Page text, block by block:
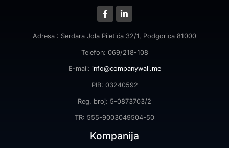
Adresa : Serdara Jola Piletića 32/1, Podgorica 81000
Telefon: 069/218-108
E-mail: info@companywall.me
PIB: 03240592
Reg. broj: 5-0873703/2
TR: 555-9003049504-50
Kompanija